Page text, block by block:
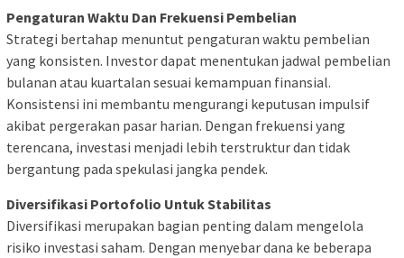
Pengaturan Waktu Dan Frekuensi Pembelian
Strategi bertahap menuntut pengaturan waktu pembelian
yang konsisten. Investor dapat menentukan jadwal pembelian
bulanan atau kuartalan sesuai kemampuan finansial.
Konsistensi ini membantu mengurangi keputusan impulsif
akibat pergerakan pasar harian. Dengan frekuensi yang
terencana, investasi menjadi lebih terstruktur dan tidak
bergantung pada spekulasi jangka pendek.
Diversifikasi Portofolio Untuk Stabilitas
Diversifikasi merupakan bagian penting dalam mengelola
risiko investasi saham. Dengan menyebar dana ke beberapa